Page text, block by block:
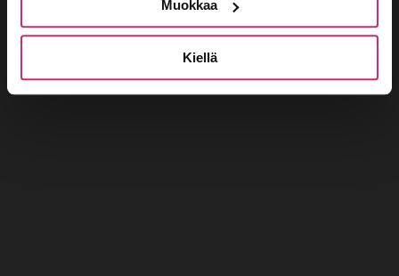
Muokkaa
Kiellä